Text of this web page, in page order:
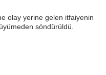
olay yerine gelen itfaiyenin
söndürüldü.